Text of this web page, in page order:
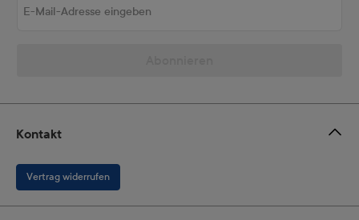
Kontakt
Vertrag widerrufen